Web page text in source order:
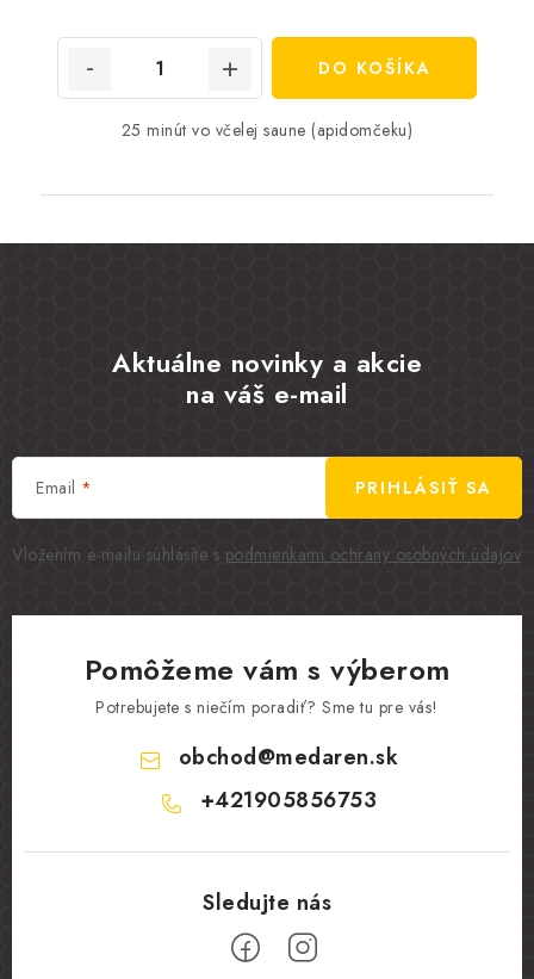
DO KOŠÍKA
25 minút vo včelej saune (apidomčeku)
Aktuálne novinky a akcie
na váš e-mail
Email
Vložením e-mailu súhlasíte s podmienkami ochrany osobných údajov
PRIHLÁSIŤ SA
Pomôžeme vám s výberom
Potrebujete s niečím poradiť? Sme tu pre vás!
obchod@medaren.sk
+421905856753